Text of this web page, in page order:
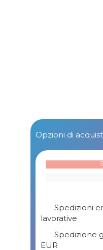
Opzioni di
Spedizioni
lavorative
Spedizione
EUR